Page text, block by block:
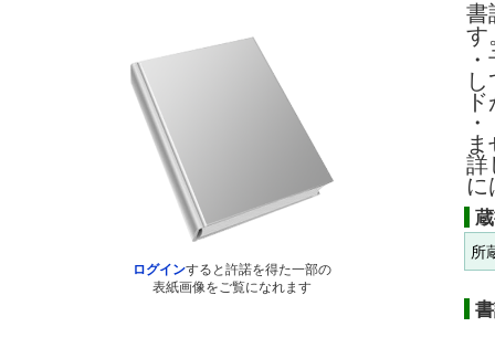
ログインすると許諾を得た一部の
表紙画像をご覧になれます
書
す
詳
に
所